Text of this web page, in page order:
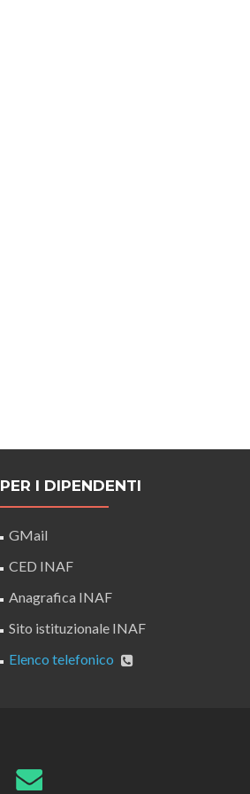
PER I DIPENDENTI
GMail
CED INAF
Anagrafica INAF
Sito istituzionale INAF
Elenco telefonico